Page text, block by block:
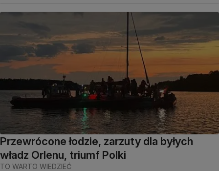
Przewrócone łodzie, zarzuty dla byłych
władz Orlenu, triumf Polki
TO WARTO WIEDZIEĆ